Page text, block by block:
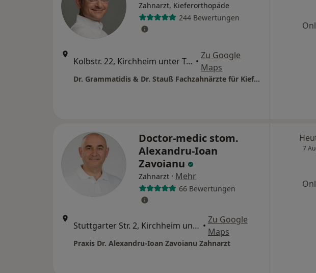
Zahnarzt, Kieferorthopäde
244 Bewertungen
Kolbstr. 22, Kirchheim unter Teck •
Zu Google
Maps
Dr. Grammatidis & Dr. Stauß Fachzahnärzte für Kieferorthopädie
Doctor-medic stom.
Alexandru-Ioan
Zavoianu
Zahnarzt · Mehr
66 Bewertungen
Stuttgarter Str. 2, Kirchheim unter Teck •
Zu Google
Maps
Praxis Dr. Alexandru-Ioan Zavoianu Zahnarzt
7